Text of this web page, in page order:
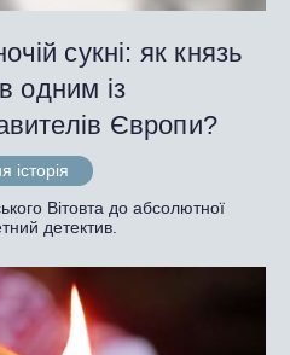
сукні: як князь
одним із
Європи?
історія
Вітовта до абсолютної
детектив.